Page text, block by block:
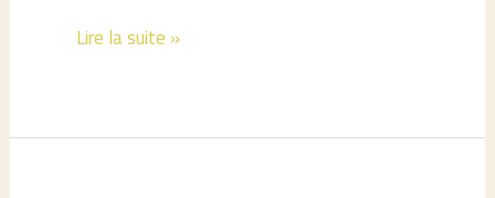
[
local
Lire la suite »